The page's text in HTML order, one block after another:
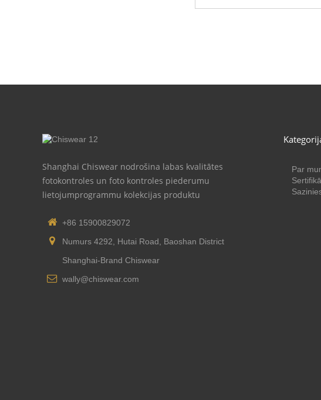
Shanghai Chiswear nodrošina labas kvalitātes
fotokontroles un foto kontroles piederumu
lietojumprogrammu kolekcijas produktu
+86 15900829072
Numurs 4292, Hutai Road, Baoshan District
Shanghai-Brand Chiswear
wally@chiswear.com
Par